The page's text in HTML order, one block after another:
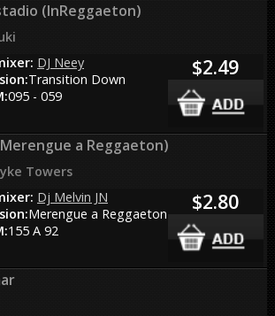
(InReggaeton)
DJ Neey
Transition Down
095 - 059
$2.49
a Reggaeton)
Towers
Dj Melvin JN
Merengue a Reggaeton
155 A 92
$2.80